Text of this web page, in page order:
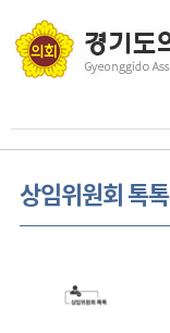
상임위원회 톡